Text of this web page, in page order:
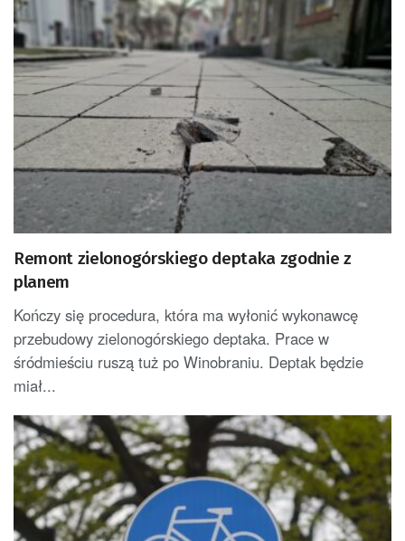
Remont zielonogórskiego deptaka zgodnie z
planem
Kończy się procedura, która ma wyłonić wykonawcę
przebudowy zielonogórskiego deptaka. Prace w
śródmieściu ruszą tuż po Winobraniu. Deptak będzie
miał...